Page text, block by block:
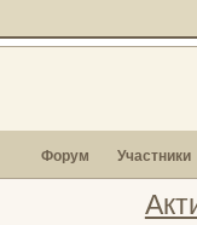
Форум Участники